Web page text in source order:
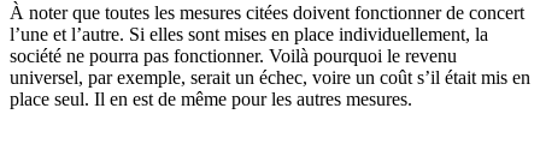
À noter que toutes les mesures citées doivent fonctionner de concert
l’une et l’autre. Si elles sont mises en place individuellement, la
société ne pourra pas fonctionner. Voilà pourquoi le revenu
universel, par exemple, serait un échec, voire un coût s’il était mis en
place seul. Il en est de même pour les autres mesures.